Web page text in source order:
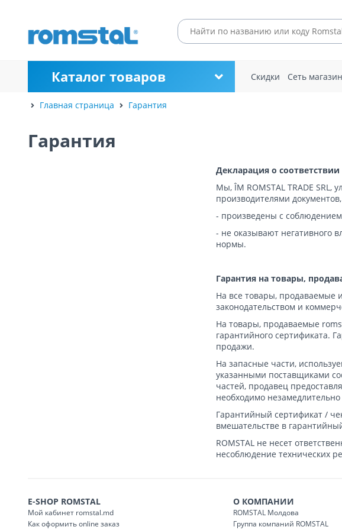
Каталог товаров Скидки Сеть
Главная страница Гарантия
Гарантия
Декларация о соответствии
Мы, ÎM ROMSTAL TRADE
производителями
- произведены с
- не оказывают негативного
нормы.
Гарантия на товары,
На все товары, продаваемые
законодательством и
На товары, продаваемые
гарантийного сертификата.
продажи.
На запасные части,
указанными поставщиками
частей, продавец
необходимо
Гарантийный сертификат /
вмешательстве в
ROMSTAL не несет
несоблюдение технических
E-SHOP ROMSTAL
Мой кабинет romstal.md
Как оформить online заказ
О КОМПАНИИ
ROMSTAL Молдова
Группа компаний ROMSTAL